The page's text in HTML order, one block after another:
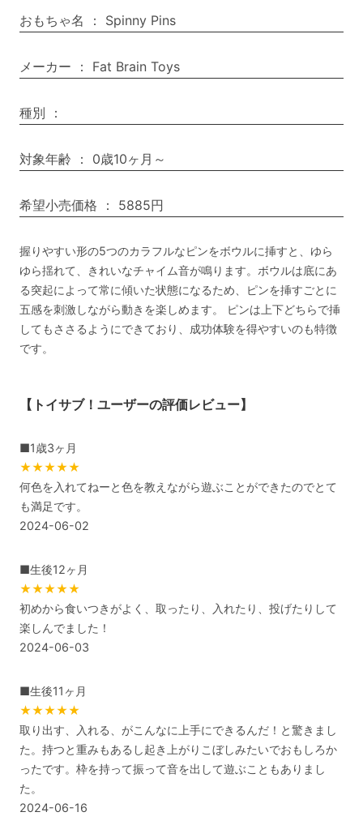
おもちゃ名 ： Spinny Pins
メーカー ： Fat Brain Toys
種別 ：
対象年齢 ： 0歳10ヶ月～
希望小売価格 ： 5885円
握りやすい形の5つのカラフルなピンをボウルに挿すと、ゆら
ゆら揺れて、きれいなチャイム音が鳴ります。ボウルは底にあ
る突起によって常に傾いた状態になるため、ピンを挿すごとに
五感を刺激しながら動きを楽しめます。 ピンは上下どちらで挿
してもささるようにできており、成功体験を得やすいのも特徴
です。
【トイサブ！ユーザーの評価レビュー】
■1歳3ヶ月
★★★★★
何色を入れてねーと色を教えながら遊ぶことができたのでとて
も満足です。
2024-06-02
■生後12ヶ月
★★★★★
初めから食いつきがよく、取ったり、入れたり、投げたりして
楽しんでました！
2024-06-03
■生後11ヶ月
★★★★★
取り出す、入れる、がこんなに上手にできるんだ！と驚きまし
た。持つと重みもあるし起き上がりこぼしみたいでおもしろか
ったです。枠を持って振って音を出して遊ぶこともありまし
た。
2024-06-16